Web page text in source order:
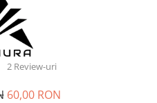
2 Review-uri
60,00 RON